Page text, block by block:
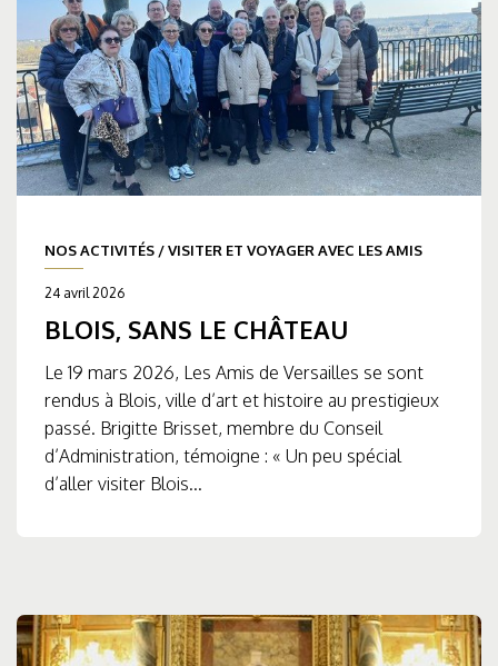
NOS ACTIVITÉS /VISITER ET VOYAGER AVEC LES AMIS
24 avril 2026
BLOIS, SANS LE CHÂTEAU
Le 19 mars 2026, Les Amis de Versailles se sont
rendus à Blois, ville d’art et histoire au prestigieux
passé. Brigitte Brisset, membre du Conseil
d’Administration, témoigne : « Un peu spécial
d’aller visiter Blois...